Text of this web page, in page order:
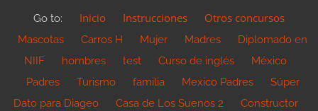
Go to: Inicio Instrucciones Otros concursos
Mascotas Carros H Mujer Madres
Diplomado en
NIIF
hombres test Curso de inglés
México
Padres
Turismo familia Mexico Padres
Súper
Dato para Diageo
Casa de Los Suenos 2
Constructor